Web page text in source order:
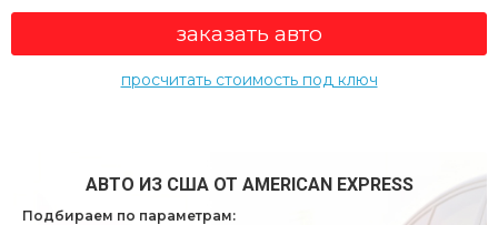
заказать авто
просчитать стоимость под ключ
АВТО ИЗ США ОТ AMERICAN EXPRESS
Подбираем по параметрам: